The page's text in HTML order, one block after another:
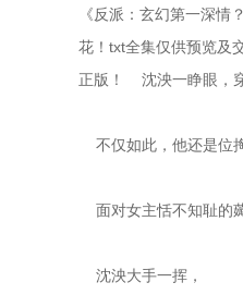
《反派：玄幻第一深
花！txt全集仅供预览及
正版！    沈泱一睁眼
不仅如此，他还是位
面对女主恬不知耻的
沈泱大手一挥，